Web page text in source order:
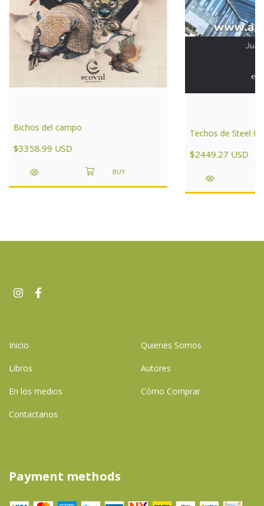
Bichos del campo
$3358.99 USD
Techos de Steel
$2449.27 USD
Inicio Quienes Somos
Libros Autores
En los medios Cómo Comprar
Contactanos
Payment methods